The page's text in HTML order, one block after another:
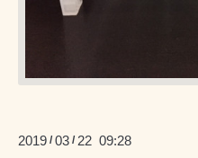
2019 /03 / 22 09:28